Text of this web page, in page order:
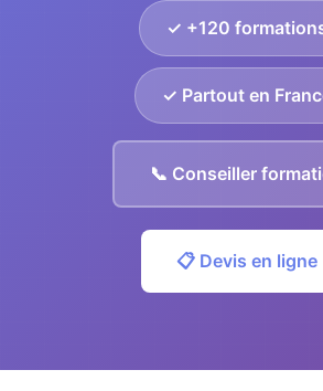
✓ +120
✓ Partout en
📞 Conseiller
📋 Devis en ligne